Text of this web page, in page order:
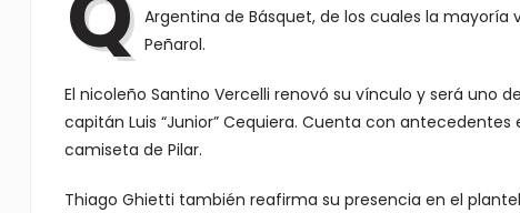
Argentina de Básquet, de los cuales la
Peñarol.
El nicoleño Santino Vercelli renovó su vínculo y será uno
capitán Luis “Junior” Cequiera. Cuenta con
camiseta de Pilar.
Thiago Ghietti también reafirma su presencia en el